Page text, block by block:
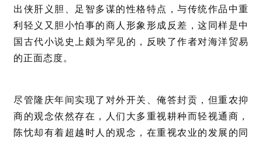
出侠肝义胆、足智多谋的性格特点，与传统作品中重
利轻义又胆小怕事的商人形象形成反差，这同样是中
国古代小说史上颇为罕见的，反映了作者对海洋贸易
的正面态度。
尽管隆庆年间实现了对外开关、俺答封贡，但重农抑
商的观念依然存在，人们大多重视耕种而轻视通商，
陈忱却有着超越时人的观念，在重视农业的发展的同